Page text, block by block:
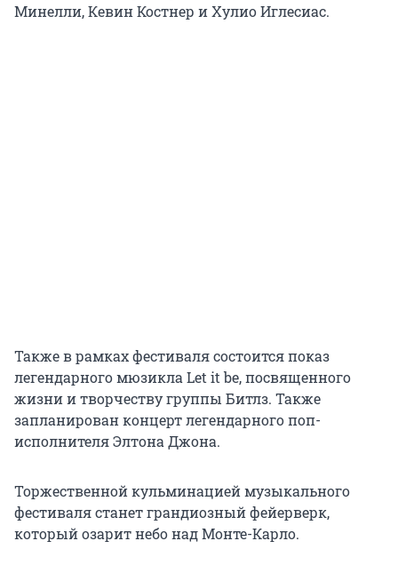
Минелли, Кевин Костнер и Хулио Иглесиас.
Также в рамках фестиваля состоится показ
легендарного мюзикла Let it be, посвященного
жизни и творчеству группы Битлз. Также
запланирован концерт легендарного поп-
исполнителя Элтона Джона.
Торжественной кульминацией музыкального
фестиваля станет грандиозный фейерверк,
который озарит небо над Монте-Карло.